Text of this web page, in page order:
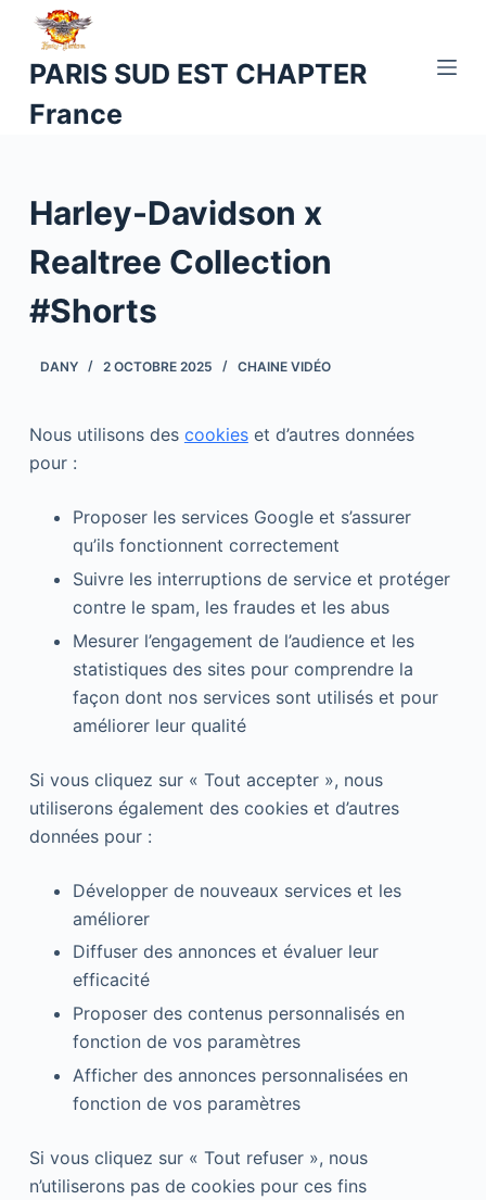
u
c
o
n
PARIS SUD EST CHAPTER
France
Harley-Davidson x
Realtree Collection
#Shorts
DANY 2 OCTOBRE 2025 CHAINE VIDÉO
Nous utilisons des cookieset d’autres données
pour :
Proposer les services Google et s’assurer
qu’ils fonctionnent correctement
Suivre les interruptions de service et protéger
contre le spam, les fraudes et les abus
Mesurer l’engagement de l’audience et les
statistiques des sites pour comprendre la
façon dont nos services sont utilisés et pour
améliorer leur qualité
Si vous cliquez sur « Tout accepter », nous
utiliserons également des cookies et d’autres
données pour :
Développer de nouveaux services et les
améliorer
Diffuser des annonces et évaluer leur
efficacité
Proposer des contenus personnalisés en
fonction de vos paramètres
Afficher des annonces personnalisées en
fonction de vos paramètres
Si vous cliquez sur « Tout refuser », nous
n’utiliserons pas de cookies pour ces fins